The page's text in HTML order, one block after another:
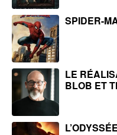
SPIDER-
LE
BLOB ET